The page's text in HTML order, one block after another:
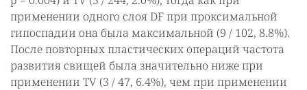
применении одного слоя DF при проксимальной
гипоспадии она была максимальной (9 / 102, 8.8%).
После повторных пластических операций частота
развития свищей была значительно ниже при
применении TV (3 / 47, 6.4%), чем при применении